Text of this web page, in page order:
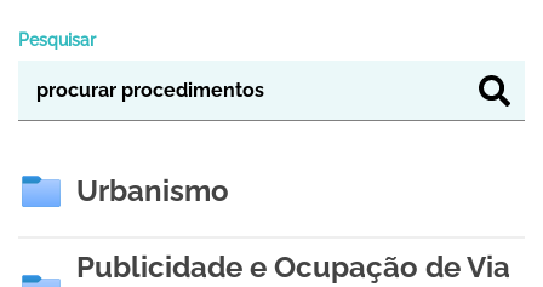
Pesquisar
Urbanismo
Publicidade e Ocupação de Via